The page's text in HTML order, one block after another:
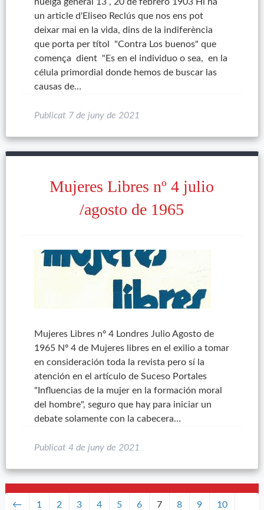
un article d'Eliseo Reclús que nos ens pot
deixar mai en la vida, dins de la indiferència
que porta per títol "Contra Los buenos" que
comença dient "Es en el individuo o sea, en la
célula primordial donde hemos de buscar las
causas de…
Publicat 7 de juny de 2021
Mujeres Libres nº 4 julio
/agosto de 1965
Mujeres Libres nº 4 Londres Julio Agosto de
1965 Nº 4 de Mujeres libres en el exilio a tomar
en consideración toda la revista pero sí la
atención en el artículo de Suceso Portales
"Influencias de la mujer en la formación moral
del hombre", seguro que hay para iniciar un
debate solamente con la cabecera…
Publicat 4 de juny de 2021
← 1 2 3 4 5 6 7 8 9 10